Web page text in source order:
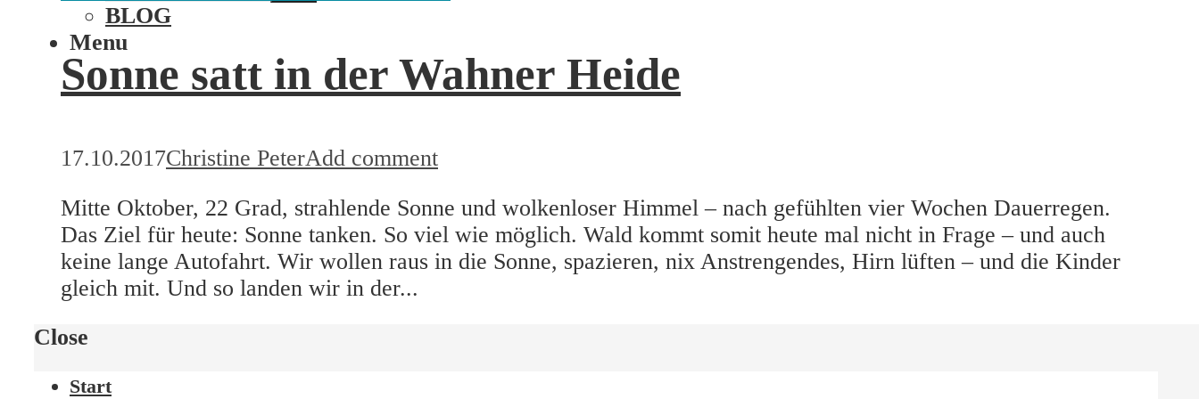
BLOG
Menu
Sonne satt in der Wahner Heide
17.10.2017Christine PeterAdd comment
Mitte Oktober, 22 Grad, strahlende Sonne und wolkenloser Himmel – nach gefühlten vier Wochen Dauerregen.
Das Ziel für heute: Sonne tanken. So viel wie möglich. Wald kommt somit heute mal nicht in Frage – und auch
keine lange Autofahrt. Wir wollen raus in die Sonne, spazieren, nix Anstrengendes, Hirn lüften – und die Kinder
gleich mit. Und so landen wir in der...
Close
Start